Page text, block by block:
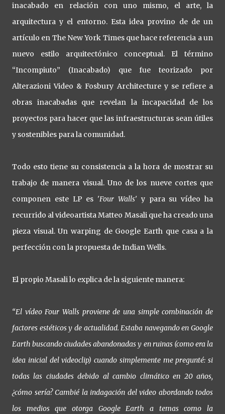
inacabado en relación con uno mismo, el arte, la
arquitectura y el entorno. Esta idea provino de de un
artículo en The New York Times que hace referencia a un
nuevo estilo arquitectónico conceptual. El término
“Incompiuto” (Inacabado) que fue teorizado por
Alterazioni Video & Fosbury Architecture y se refiere a
obras inacabadas que revelan la incapacidad de los
proyectos para hacer que las infraestructuras sean útiles
y sostenibles para la comunidad.
Todo esto tiene su consistencia a la hora de mostrar su
trabajo de manera visual. Uno de los nueve cortes que
componen este LP es 'Four Walls' y para su vídeo ha
recurrido al videoartista Matteo Masali que ha creado una
pieza visual. Un warping de Google Earth que casa a la
perfección con la propuesta de Indian Wells.
El propio Masali lo explica de la siguiente manera:
“El vídeo Four Walls proviene de una simple combinación de
factores estéticos y de actualidad. Estaba navegando en Google
Earth buscando ciudades abandonadas y en ruinas (como era la
idea inicial del videoclip) cuando simplemente me pregunté: si
todas las ciudades debido al cambio climático en 20 años,
¿cómo sería? Cambié la indagación del video abordando todos
los medios que otorga Google Earth a temas como la